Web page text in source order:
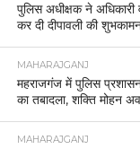
पुलिस अधीक्षक ने अधिकारी व
कर दी दीपावली की
MAHARAJGANJ
महराजगंज में पुलिस
का तबादला, शक्ति मोहन
MAHARAJGANJ